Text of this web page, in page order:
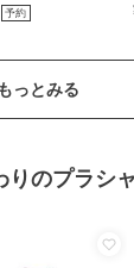
予約
もっとみる
りのプラシ